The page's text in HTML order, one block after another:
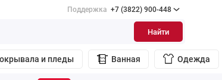
Поддержка +7 (3822) 900-448
Найти
и пледы Ванная Одежда